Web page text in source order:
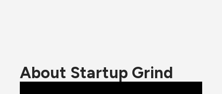
About Startup Grind